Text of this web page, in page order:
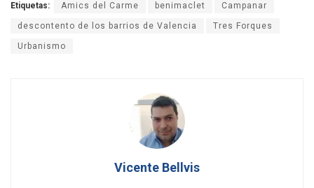
Etiquetas: Amics del Carme benimaclet Campanar
descontento de los barrios de Valencia Tres Forques
Urbanismo
Vicente Bellvis